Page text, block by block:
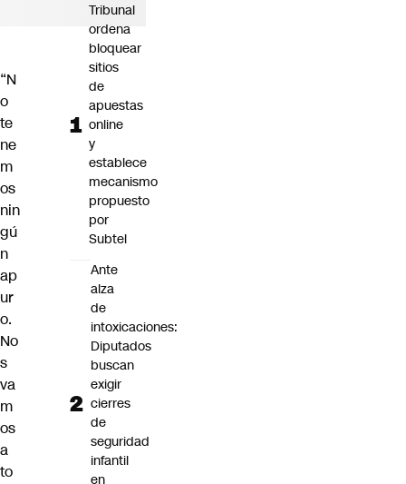
“N
o
te
ne
m
os
nin
gú
n
ap
ur
o.
No
s
va
m
os
a
to
Tribunal
ordena
bloquear
sitios
de
apuestas
online
y
establece
mecanismo
propuesto
por
Subtel
Ante
alza
de
intoxicaciones:
Diputados
buscan
exigir
cierres
de
seguridad
infantil
en